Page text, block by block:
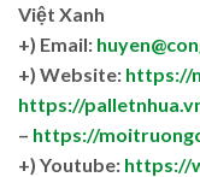
Việt Xanh
+) Email:
+) Website: https://
https://
– https://
+) Youtube: https://